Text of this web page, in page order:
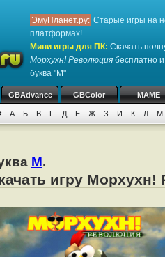
ЭмуПланет.ру: Старые игры на
платформах!
Мини игры для ПК: Скачать
Морхухн! Революция бесплатно
буква "М"
GBAdvance GBColor MAME
А Б В Г Д Е Ж З И К Л М
М.
игру Морхухн!